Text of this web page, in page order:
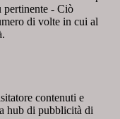
pertinente - Ciò
di volte in cui al
contenuti e
hub di pubblicità di